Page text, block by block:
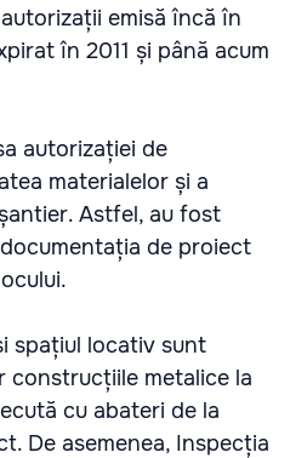
emisă încă în
în 2011 și până acum
autorizației de
materialelor și a
Astfel, au fost
de proiect
spațiul locativ sunt
construcțiile metalice la
cu abateri de la
De asemenea, Inspecția